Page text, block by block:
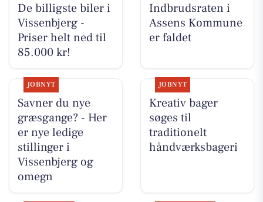
De billigste biler i
Vissenbjerg -
Priser helt ned til
85.000 kr!
Indbrudsraten i
Assens Kommune
er faldet
JOBNYT
Savner du nye
græsgange? - Her
er nye ledige
stillinger i
Vissenbjerg og
omegn
JOBNYT
Kreativ bager
søges til
traditionelt
håndværksbageri